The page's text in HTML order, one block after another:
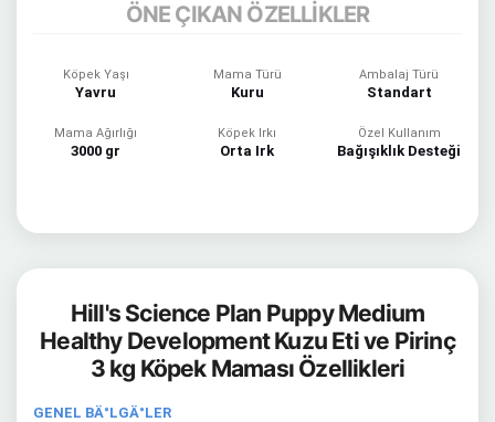
ÖNE ÇIKAN ÖZELLİKLER
Köpek Yaşı
Yavru
Mama Türü
Kuru
Ambalaj Türü
Standart
Mama Ağırlığı
3000 gr
Köpek Irkı
Orta Irk
Özel Kullanım
Bağışıklık Desteği
Hill's Science Plan Puppy Medium
Healthy Development Kuzu Eti ve Pirinç
3 kg Köpek Maması Özellikleri
GENEL BÄ°LGÄ°LER